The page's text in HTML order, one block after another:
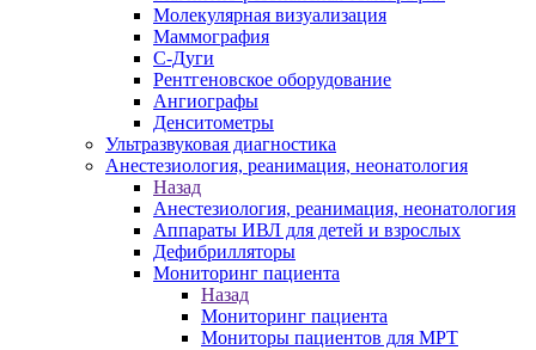
Молекулярная визуализация
Маммография
С-Дуги
Рентгеновское оборудование
Ангиографы
Денситометры
Ультразвуковая диагностика
Анестезиология, реанимация, неонатология
Назад
Анестезиология, реанимация, неонатология
Аппараты ИВЛ для детей и взрослых
Дефибрилляторы
Мониторинг пациента
Назад
Мониторинг пациента
Мониторы пациентов для МРТ